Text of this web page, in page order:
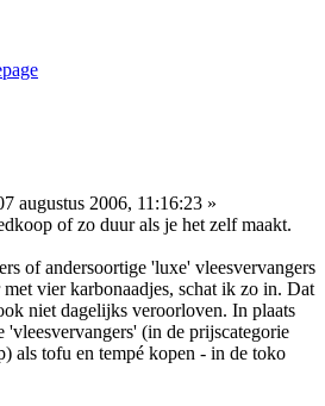
augustus 2006, 11:16:23 »
of zo duur als je het zelf maakt.
of andersoortige 'luxe' vleesvervangers
vier karbonaadjes, schat ik zo in. Dat
niet dagelijks veroorloven. In plaats
'vleesvervangers' (in de prijscategorie
als tofu en tempé kopen - in de toko